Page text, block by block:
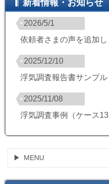
新着情報・お知らせ
2026/5/1
依頼者さまの声を追加し
2025/12/10
浮気調査報告書サンプル
2025/11/08
浮気調査事例（ケース
MENU